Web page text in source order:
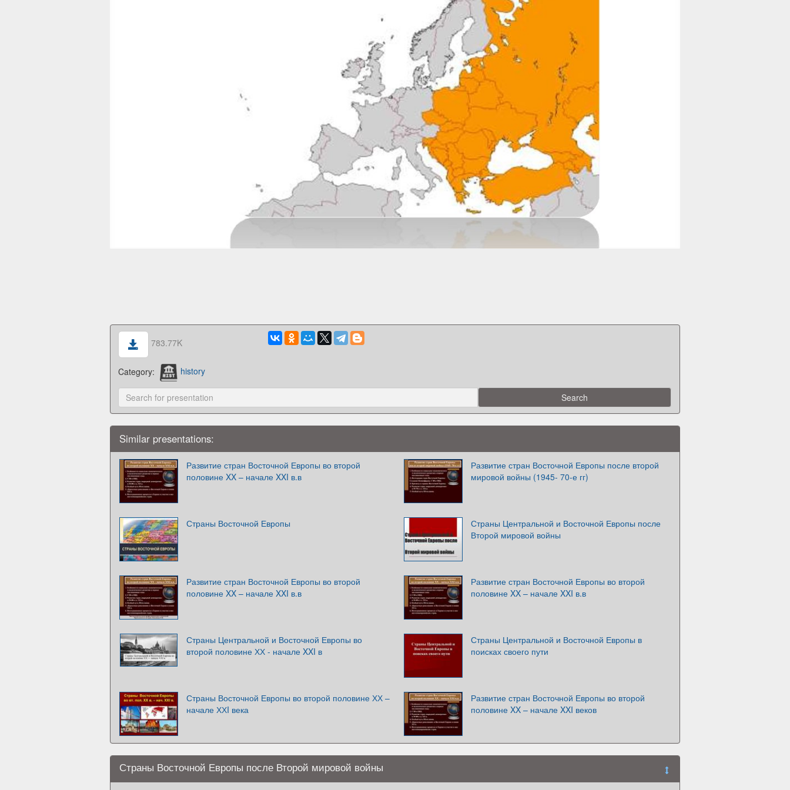
783.77K
Category: history
Similar presentations:
Развитие стран Восточной Европы во второй
половине XX – начале XXI в.в
Развитие стран Восточной Европы после второй
мировой войны (1945- 70-е гг)
Страны Восточной Европы
Страны Центральной и Восточной Европы после
Второй мировой войны
Развитие стран Восточной Европы во второй
половине XX – начале XXI в.в
Развитие стран Восточной Европы во второй
половине XX – начале XXI в.в
Страны Центральной и Восточной Европы во
второй половине ХХ - начале XXI в
Страны Центральной и Восточной Европы в
поисках своего пути
Страны Восточной Европы во второй половине ХХ –
начале ХХI века
Развитие стран Восточной Европы во второй
половине XX – начале XXI веков
Страны Восточной Европы после Второй мировой войны